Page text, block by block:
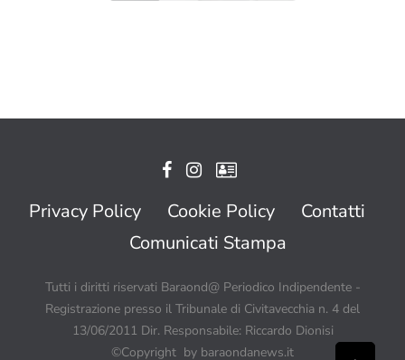
Privacy Policy Cookie Policy
Contatti
Comunicati Stampa
Tutti i diritti riservati Baraond@ Periodico Indipendente -
Registrazione presso il Tribunale di Civitavecchia n. 4 del
13/06/2011 Dir. Responsabile: Riccardo Dionisi
©Copyright by baraondanews.it